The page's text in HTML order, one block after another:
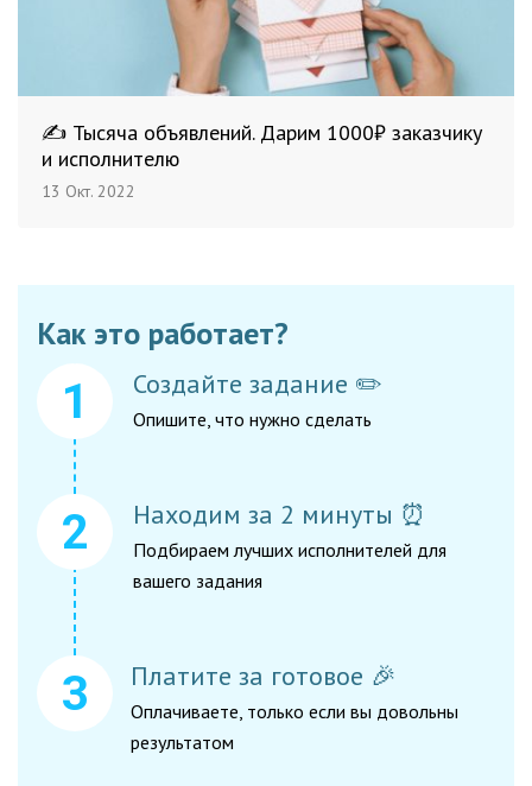
✍️ Тысяча объявлений. Дарим 1000₽ заказчику
и исполнителю
13 Окт. 2022
Как это работает?
Создайте задание ✏️
Опишите, что нужно сделать
Находим за 2 минуты ⏰
Подбираем лучших исполнителей для
вашего задания
Платите за готовое 🎉
Оплачиваете, только если вы довольны
результатом